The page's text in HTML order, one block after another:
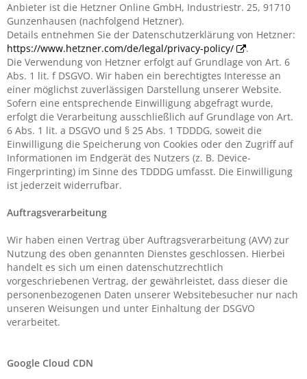
Anbieter ist die Hetzner Online GmbH, Industriestr. 25, 91710
Gunzenhausen (nachfolgend Hetzner).
Details entnehmen Sie der Datenschutzerklärung von Hetzner:
https://www.hetzner.com/de/legal/privacy-policy/
.
Die Verwendung von Hetzner erfolgt auf Grundlage von Art. 6
Abs. 1 lit. f DSGVO. Wir haben ein berechtigtes Interesse an
einer möglichst zuverlässigen Darstellung unserer Website.
Sofern eine entsprechende Einwilligung abgefragt wurde,
erfolgt die Verarbeitung ausschließlich auf Grundlage von Art.
6 Abs. 1 lit. a DSGVO und § 25 Abs. 1 TDDDG, soweit die
Einwilligung die Speicherung von Cookies oder den Zugriff auf
Informationen im Endgerät des Nutzers (z. B. Device-
Fingerprinting) im Sinne des TDDDG umfasst. Die Einwilligung
ist jederzeit widerrufbar.
Auftragsverarbeitung
Wir haben einen Vertrag über Auftragsverarbeitung (AVV) zur
Nutzung des oben genannten Dienstes geschlossen. Hierbei
handelt es sich um einen datenschutzrechtlich
vorgeschriebenen Vertrag, der gewährleistet, dass dieser die
personenbezogenen Daten unserer Websitebesucher nur nach
unseren Weisungen und unter Einhaltung der DSGVO
verarbeitet.
Google Cloud CDN